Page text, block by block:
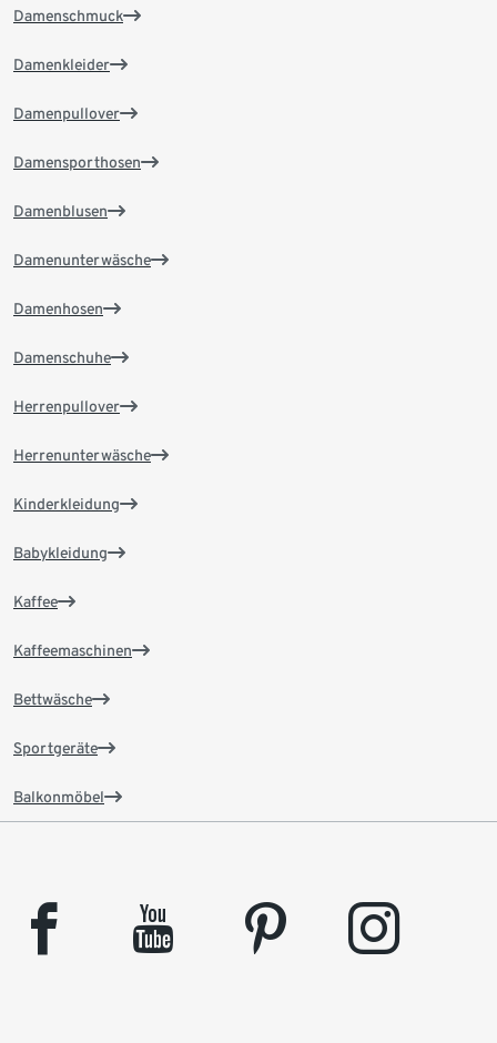
Damenschmuck
Damenkleider
Damenpullover
Damensporthosen
Damenblusen
Damenunterwäsche
Damenhosen
Damenschuhe
Herrenpullover
Herrenunterwäsche
Kinderkleidung
Babykleidung
Kaffee
Kaffeemaschinen
Bettwäsche
Sportgeräte
Balkonmöbel
facebook youtube pinterest instagram